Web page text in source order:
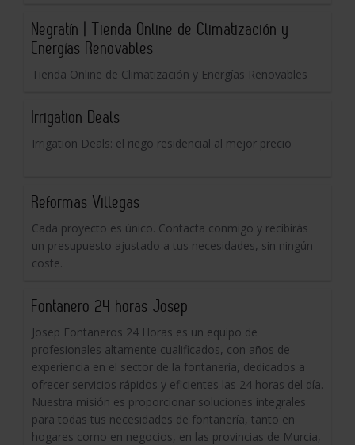
Negratín | Tienda Online de Climatización y
Energías Renovables
Tienda Online de Climatización y Energías Renovables
Irrigation Deals
Irrigation Deals: el riego residencial al mejor precio
Reformas Villegas
Cada proyecto es único. Contacta conmigo y recibirás
un presupuesto ajustado a tus necesidades, sin ningún
coste.
Fontanero 24 horas Josep
Josep Fontaneros 24 Horas es un equipo de
profesionales altamente cualificados, con años de
experiencia en el sector de la fontanería, dedicados a
ofrecer servicios rápidos y eficientes las 24 horas del día.
Nuestra misión es proporcionar soluciones integrales
para todas tus necesidades de fontanería, tanto en
hogares como en negocios, en las provincias de Murcia,